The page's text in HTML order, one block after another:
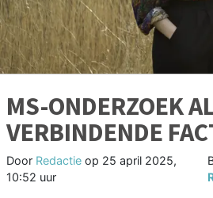
MS-ONDERZOEK
VERBINDENDE
Door Redactie op 25 april 2025,
10:52 uur